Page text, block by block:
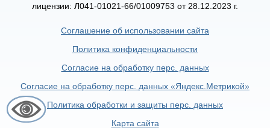
лицензии: Л041-01021-66/01009753 от 28.12.2023 г.
Соглашение об использовании сайта
Политика конфиденциальности
Согласие на обработку перс. данных
Согласие на обработку перс. данных «Яндекс.Метрикой»
Политика обработки и защиты перс. данных
Карта сайта